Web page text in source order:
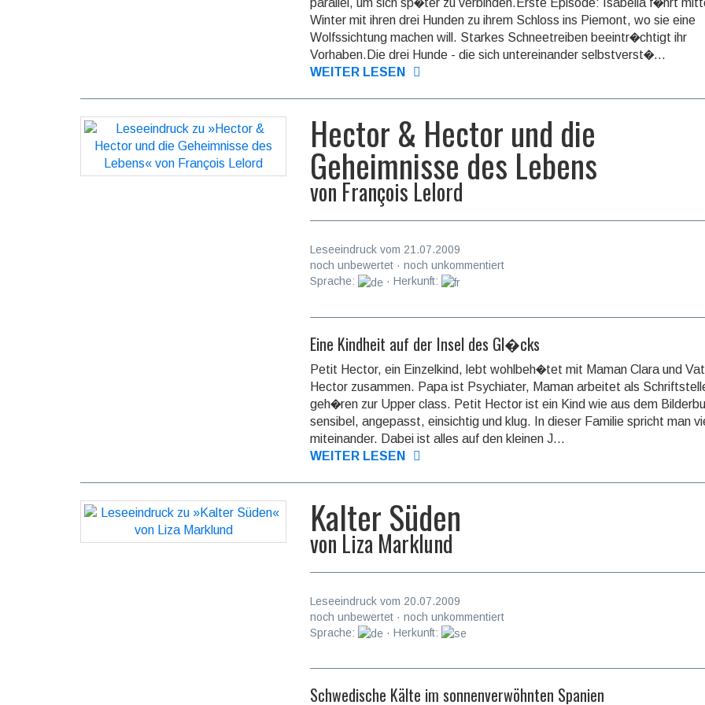
parallel, um sich sp�ter zu verbinden.Erste Episode: Isabella f�hrt
Winter mit ihren drei Hunden zu ihrem Schloss ins Piemont, wo sie eine
Wolfssichtung machen will. Starkes Schneetreiben beeintr�chtigt ihr
Vorhaben.Die drei Hunde - die sich untereinander selbstverst�...
WEITER LESEN
Hector & Hector und die
Geheimnisse des Lebens
von François Lelord
Leseeindruck vom 21.07.2009
noch unbewertet · noch unkommentiert
Sprache:
· Herkunft:
Eine Kindheit auf der Insel des Gl�cks
Petit Hector, ein Einzelkind, lebt wohlbeh�tet mit Maman Clara und
Hector zusammen. Papa ist Psychiater, Maman arbeitet als
geh�ren zur Upper class. Petit Hector ist ein Kind wie aus dem
sensibel, angepasst, einsichtig und klug. In dieser Familie spricht man
miteinander. Dabei ist alles auf den kleinen J...
WEITER LESEN
Kalter Süden
von Liza Marklund
Leseeindruck vom 20.07.2009
noch unbewertet · noch unkommentiert
Sprache:
· Herkunft:
Schwedische Kälte im sonnenverwöhnten Spanien